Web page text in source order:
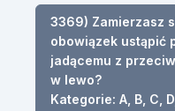
3369) Zamierzasz
obowiązek ustąpić
jadącemu z
w lewo?
Kategorie: A, B, C,